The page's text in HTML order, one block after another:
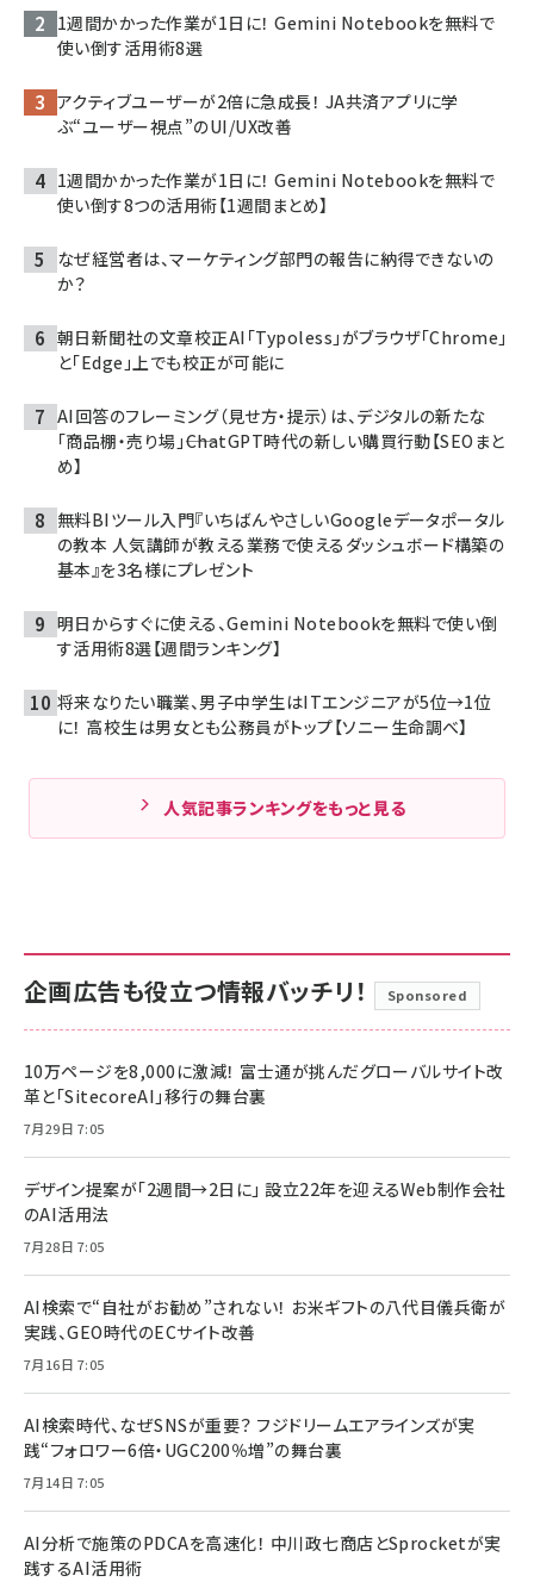
1週間かかった作業が1日に！ Gemini Notebookを無料で
使い倒す活用術8選
アクティブユーザーが2倍に急成長！ JA共済アプリに学
ぶ“ユーザー視点”のUI/UX改善
1週間かかった作業が1日に！ Gemini Notebookを無料で
使い倒す8つの活用術【1週間まとめ】
なぜ経営者は、マーケティング部門の報告に納得できないの
か？
朝日新聞社の文章校正AI「Typoless」がブラウザ「Chrome」
と「Edge」上でも校正が可能に
AI回答のフレーミング（見せ方・提示）は、デジタルの新たな
「商品棚・売り場」――ChatGPT時代の新しい購買行動【SEOまと
め】
無料BIツール入門『いちばんやさしいGoogleデータポータル
の教本 人気講師が教える業務で使えるダッシュボード構築の
基本』を3名様にプレゼント
明日からすぐに使える、Gemini Notebookを無料で使い倒
す活用術8選【週間ランキング】
将来なりたい職業、男子中学生はITエンジニアが5位→1位
に！ 高校生は男女とも公務員がトップ【ソニー生命調べ】
人気記事ランキングをもっと見る
企画広告も役立つ情報バッチリ！ Sponsored
10万ページを8,000に激減！ 富士通が挑んだグローバルサイト改
革と「SitecoreAI」移行の舞台裏
7月29日 7:05
デザイン提案が「2週間→2日に」 設立22年を迎えるWeb制作会社
のAI活用法
7月28日 7:05
AI検索で“自社がお勧め”されない！ お米ギフトの八代目儀兵衛が
実践、GEO時代のECサイト改善
7月16日 7:05
AI検索時代、なぜSNSが重要？ フジドリームエアラインズが実
践“フォロワー6倍・UGC200％増”の舞台裏
7月14日 7:05
AI分析で施策のPDCAを高速化！ 中川政七商店とSprocketが実
践するAI活用術